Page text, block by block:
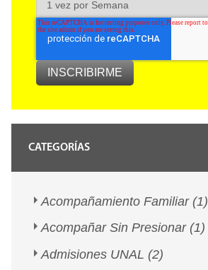
CATEGORÍAS
Acompañamiento Familiar (1)
Acompañar Sin Presionar (1)
Admisiones UNAL (2)